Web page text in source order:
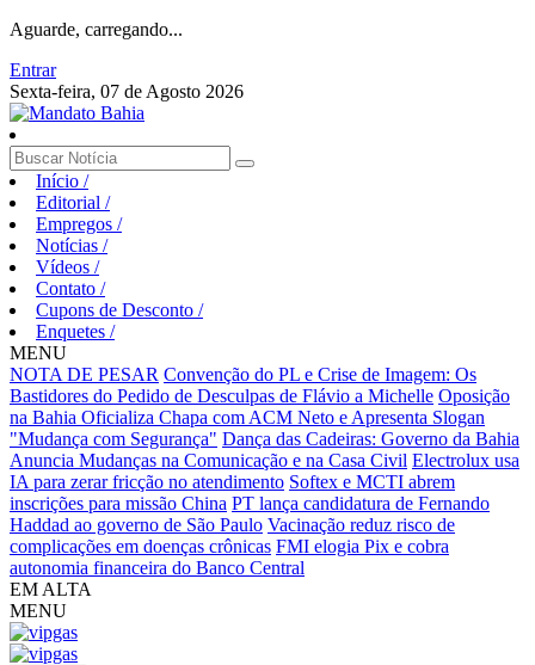
Aguarde, carregando...
Entrar
Sexta-feira, 07 de Agosto 2026
Início /
Editorial /
Empregos /
Notícias /
Vídeos /
Contato /
Cupons de Desconto /
Enquetes /
MENU
NOTA DE PESAR Convenção do PL e Crise de Imagem: Os
Bastidores do Pedido de Desculpas de Flávio a Michelle Oposição
na Bahia Oficializa Chapa com ACM Neto e Apresenta Slogan
"Mudança com Segurança" Dança das Cadeiras: Governo da Bahia
Anuncia Mudanças na Comunicação e na Casa Civil Electrolux usa
IA para zerar fricção no atendimento Softex e MCTI abrem
inscrições para missão China PT lança candidatura de Fernando
Haddad ao governo de São Paulo Vacinação reduz risco de
complicações em doenças crônicas FMI elogia Pix e cobra
autonomia financeira do Banco Central
EM ALTA
MENU